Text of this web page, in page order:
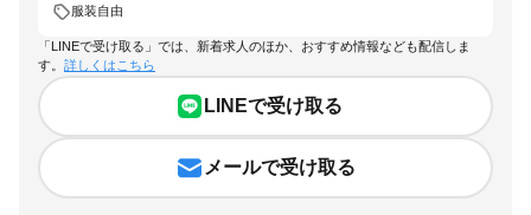
服装自由
「LINEで受け取る」では、新着求人のほか、おすすめ情報なども配信しま
す。 詳しくはこちら
LINEで受け取る
メールで受け取る